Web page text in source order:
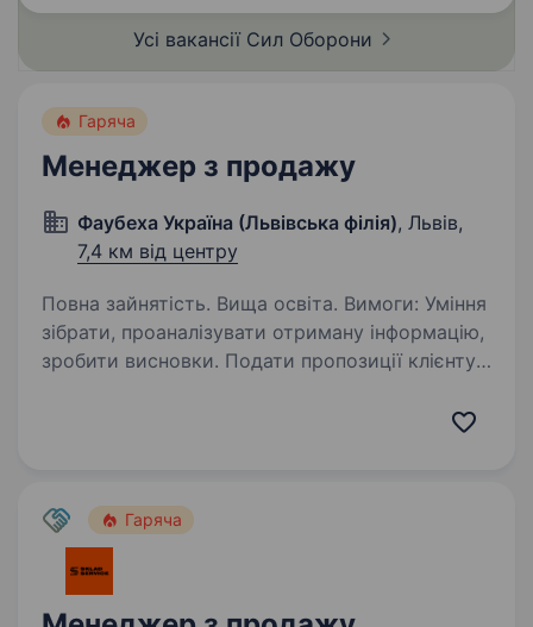
Усі вакансії Сил Оборони
Гаряча
Менеджер з продажу
Фаубеха Україна (Львівська філія), Львів,
7,4 км від центру
Повна зайнятість. Вища освіта. Вимоги: Уміння
зібрати, проаналізувати отриману інформацію,
зробити висновки. Подати пропозиції клієнту.
Гаряча